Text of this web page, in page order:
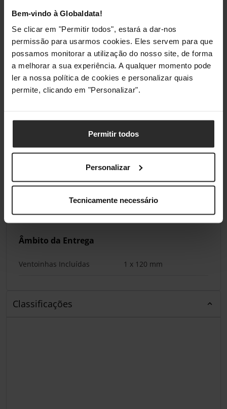
Bem-vindo à Globaldata!
Se clicar em "Permitir todos", estará a dar-nos
permissão para usarmos cookies. Eles servem para que
possamos monitorar a utilização do nosso site, de forma
a melhorar a sua experiência. A qualquer momento pode
ler a nossa política de cookies e personalizar quais
permite, clicando em "Personalizar".
Permitir todos
Personalizar
Tecnicamente necessário
Minimo Ruído de Ventoinha
Individual
17,9 dB(A)
Ruído máximo de uma única
30,6 dB(A)
Conectores da Ventoinha 4 pinos (PWM)
Material Base da Placa Cobre
Âmbito da Entrega
Ventoinhas Incluídas 1 x 120 mm
Classificações